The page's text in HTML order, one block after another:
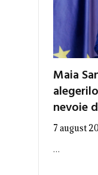
Maia
nevoie
7 august
…